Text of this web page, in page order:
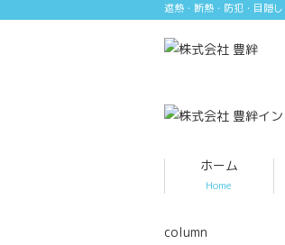
遮熱・断熱・防犯・目隠
ホーム
Home
column